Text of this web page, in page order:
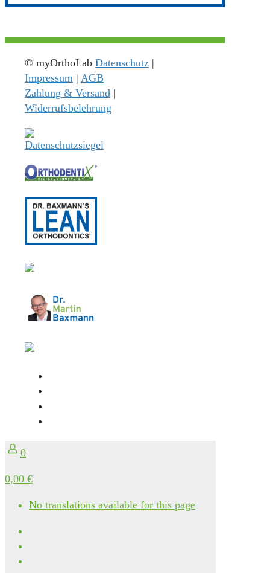
© myOrthoLab Datenschutz |
Impressum | AGB
Zahlung & Versand |
Widerrufsbelehrung
0
0,00 €
No translations available for this page